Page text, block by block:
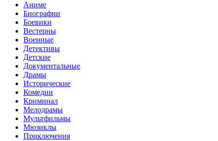
Аниме
Биографии
Боевики
Вестерны
Военные
Детективы
Детские
Документальные
Драмы
Исторические
Комедии
Криминал
Мелодрамы
Мультфильмы
Мюзиклы
Приключения